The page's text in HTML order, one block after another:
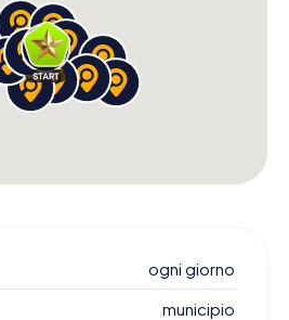
ogni giorno
municipio